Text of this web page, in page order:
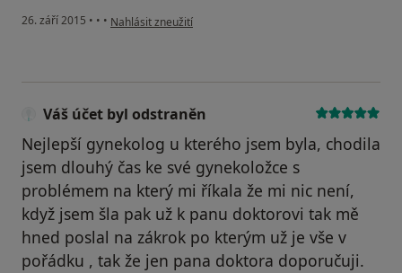
26. září 2015 • • • podle názoru uživatele Antonina Eyjafjöll
Nahlásit zneužití
Váš účet byl odstraněn
Nejlepší gynekolog u kterého jsem byla, chodila
jsem dlouhý čas ke své gynekoložce s
problémem na který mi říkala že mi nic není,
když jsem šla pak už k panu doktorovi tak mě
hned poslal na zákrok po kterým už je vše v
pořádku , tak že jen pana doktora doporučuji.